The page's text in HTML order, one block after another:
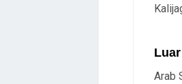
Arab